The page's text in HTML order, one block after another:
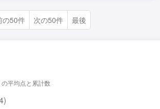
の50件 次の50件 最後
平均点と累計数